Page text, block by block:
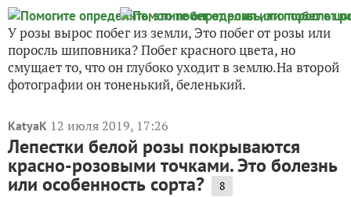
У розы вырос побег из земли, Это побег от розы или
поросль шиповника? Побег красного цвета, но
смущает то, что он глубоко уходит в землю.На второй
фотографии он тоненький, беленький.
KatyaK 12 июля 2019, 17:26
Лепестки белой розы покрываются
красно-розовыми точками. Это болезнь
или особенность сорта? 8